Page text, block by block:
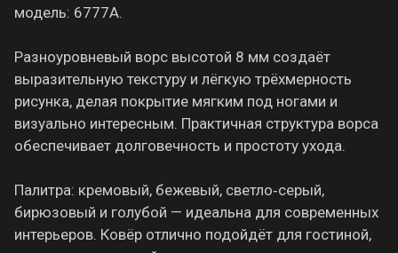
модель: 6777A.
Разноуровневый ворс высотой 8 мм создаёт
выразительную текстуру и лёгкую трёхмерность
рисунка, делая покрытие мягким под ногами и
визуально интересным. Практичная структура ворса
обеспечивает долговечность и простоту ухода.
Палитра: кремовый, бежевый, светло‑серый,
бирюзовый и голубой — идеальна для современных
интерьеров. Ковёр отлично подойдёт для гостиной,